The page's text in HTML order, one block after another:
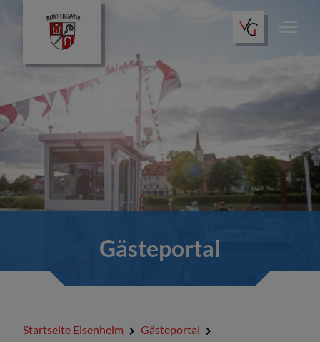
Gästeportal
Startseite Eisenheim
Gästeportal